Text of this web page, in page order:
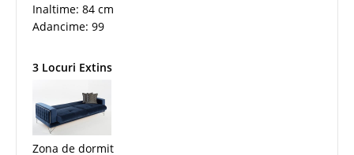
Inaltime: 84 cm
Adancime: 99
3 Locuri Extins
Zona de dormit